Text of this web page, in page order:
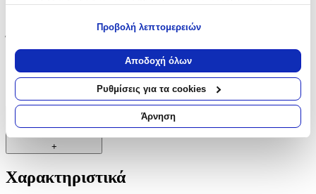
Να συλλέξουμε πληροφορίες σχετικά με τη γεωγραφική
σας τοποθεσία, οι οποίες μπορεί να είναι ακριβείς σε
απόσταση μερικών μέτρων
Να αναγνωρίσουμε τη συσκευή σας σαρώνοντας ενεργά
για συγκεκριμένα χαρακτηριστικά (δακτυλικό αποτύπωμα)
Μάθετε περισσότερα σχετικά με τον τρόπο επεξεργασίας των
προσωπικών σας δεδομένων και καθορίστε τις προτιμήσεις σας
στηνενότητα “Λεπτομέρειες”
ανακαλέσετε τη συγκατάθεσή σας ανά πάσα στιγμή από τη
Δήλωση Cookies.
Προβολή λεπτομερειών
Αποδοχή όλων
Ρυθμίσεις για τα cookies
Άρνηση
Χαρακτηριστικά
+
Χαρακτηριστικά